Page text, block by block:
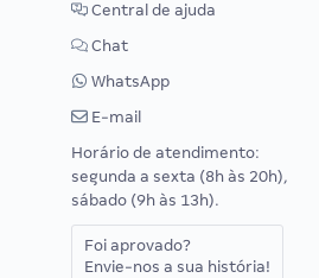
Central de ajuda
Chat
WhatsApp
E-mail
Horário de atendimento:
segunda a sexta (8h às 20h),
sábado (9h às 13h).
Foi aprovado?
Envie-nos a sua história!